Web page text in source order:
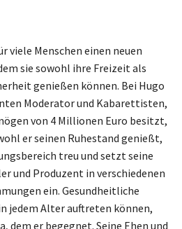
viele Menschen einen neuen
sie sowohl ihre Freizeit als
genießen können. Bei Hugo
Moderator und Kabarettisten,
von 4 Millionen Euro besitzt,
er seinen Ruhestand genießt,
treu und setzt seine
und Produzent in verschiedenen
ein. Gesundheitliche
jedem Alter auftreten können,
dem er begegnet. Seine Ehen und